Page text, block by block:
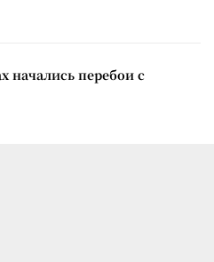
начались перебои с